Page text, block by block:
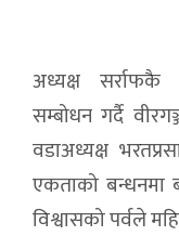
अध्यक्ष सर्राफकै
सम्बोधन गर्दै
वडाअध्यक्ष
एकताको बन्धनमा
विश्वासको पर्वले